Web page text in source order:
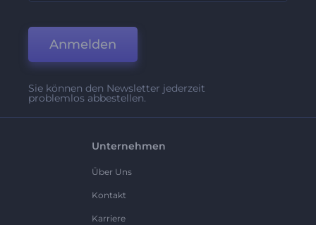
Anmelden
Sie können den Newsletter jederzeit
problemlos abbestellen.
Unternehmen
Über Uns
Kontakt
Karriere